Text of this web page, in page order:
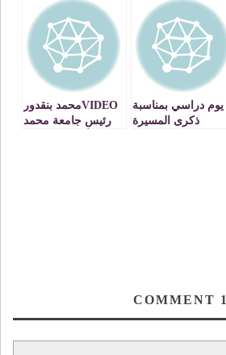
يوم دراسي بمناسبة
ذكرى المسيرة
VIDEOمحمد بنقدور
رئيس جامعة محمد
1